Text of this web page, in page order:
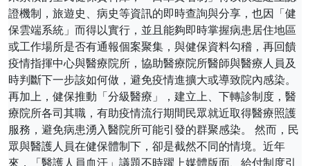
證機制，旅遊史、病史等資訊的即時查詢與分享，也因「健
保雲端系統」而得以實行，並且能夠即時掌握病患居住地區
或工作場所是否有通報個案聚集，與健保資料勾稽，再回饋
疫情指揮中心與醫療院所，協助醫療院所醫師與醫療人員及
時判斷下一步該如何做，避免疫情進擴大或導致院內感染。
再加上，健保推動「分級醫療」，建立上、下轉診制度，醫
療院所各司其職，有助疫情流行期間民眾就近取得醫療照護
服務，避免病患湧入醫院所可能引發的群聚感染。 然而，民
眾與醫護人員在健保體制下，卻是截然不同的情境。近年
來，「醫護人員血汗」議題不時躍上媒體版面、給付制度引